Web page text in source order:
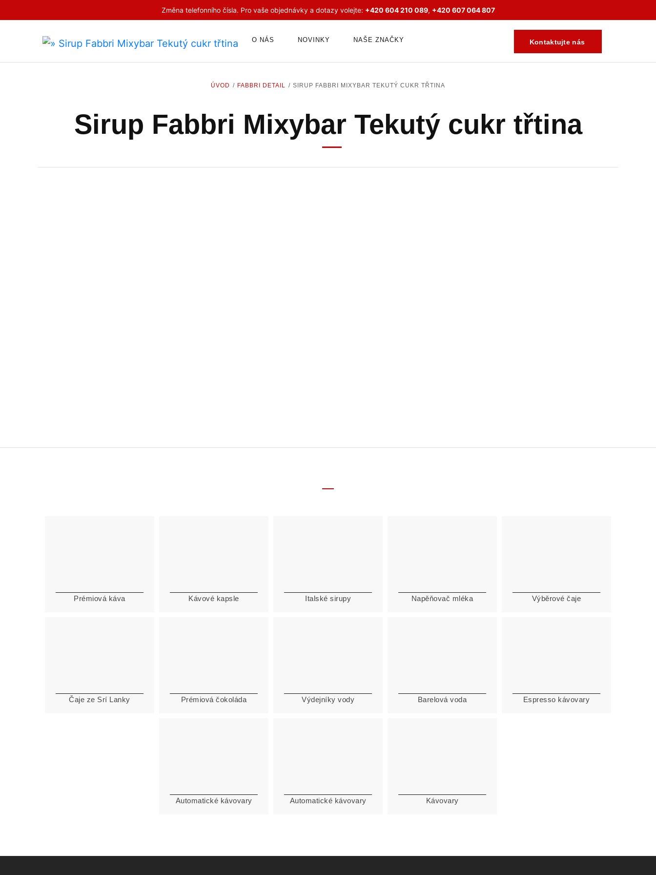
Změna telefonního čísla. Pro vaše objednávky a dotazy volejte: +420 604 210 089, +420 607 064 807
O NÁS NOVINKY NAŠE ZNAČKY Kontaktujte nás
ÚVOD FABBRI DETAIL SIRUP FABBRI MIXYBAR TEKUTÝ CUKR TŘTINA
Sirup Fabbri Mixybar Tekutý cukr třtina
Prémiová káva Kávové kapsle Italské sirupy Napěňovač mléka Výběrové čaje
Čaje ze Srí Lanky Prémiová čokoláda Výdejníky vody Barelová voda Espresso kávovary
Automatické kávovary Automatické kávovary Kávovary